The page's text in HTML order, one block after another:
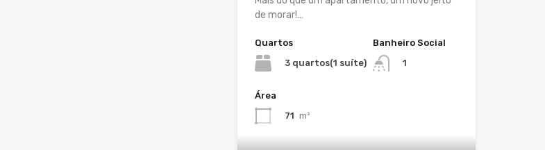
de morar!…
Quartos
3 quartos(1 suíte)
Banheiro Social
1
Área
71 m²